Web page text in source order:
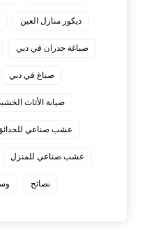
ديكور منازل العين
صباغة جدران في دبي
صباغ في دبي
صيانة الأثاث
عشب صناعي
عشب صناعي للمنزل
نصائح